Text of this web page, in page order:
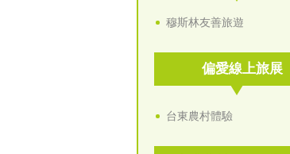
穆斯林友善旅遊
偏愛線上旅展
台東農村體驗